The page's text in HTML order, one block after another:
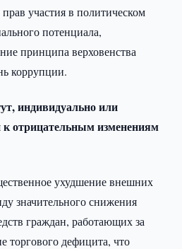
участия в политическом
потенциала,
принципа верховенства
коррупции.
индивидуально или
к отрицательным изменениям
ухудшение внешних
значительного снижения
граждан, работающих за
торгового дефицита, что